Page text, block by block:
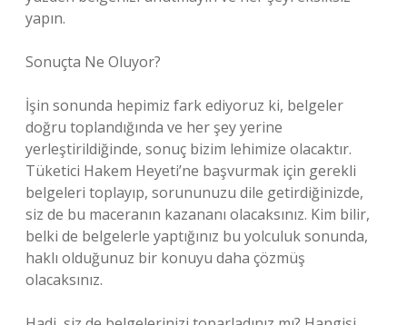
yapın.
Sonuçta Ne Oluyor?
İşin sonunda hepimiz fark ediyoruz ki, belgeler
doğru toplandığında ve her şey yerine
yerleştirildiğinde, sonuç bizim lehimize olacaktır.
Tüketici Hakem Heyeti’ne başvurmak için gerekli
belgeleri toplayıp, sorununuzu dile getirdiğinizde,
siz de bu maceranın kazananı olacaksınız. Kim bilir,
belki de belgelerle yaptığınız bu yolculuk sonunda,
haklı olduğunuz bir konuyu daha çözmüş
olacaksınız.